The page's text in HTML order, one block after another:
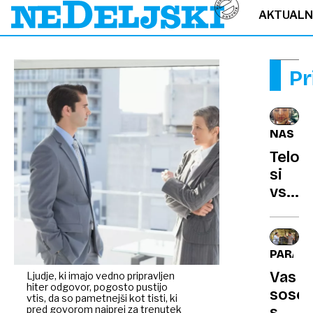
Ljudje, ki imajo vedno pripravljen
hiter odgovor, pogosto pustijo
vtis, da so pametnejši kot tisti, ki
pred govorom najprej za trenutek
Telo
si
vse
zakaj
ste
in
Vas